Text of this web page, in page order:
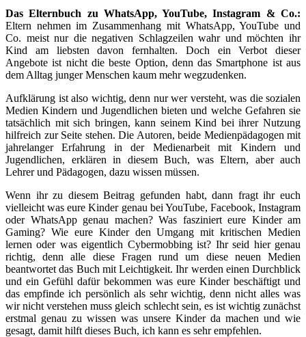
Das Elternbuch zu WhatsApp, YouTube, Instagram & Co.:
Eltern nehmen im Zusammenhang mit WhatsApp, YouTube und
Co. meist nur die negativen Schlagzeilen wahr und möchten ihr
Kind am liebsten davon fernhalten. Doch ein Verbot dieser
Angebote ist nicht die beste Option, denn das Smartphone ist aus
dem Alltag junger Menschen kaum mehr wegzudenken.
Aufklärung ist also wichtig, denn nur wer versteht, was die sozialen
Medien Kindern und Jugendlichen bieten und welche Gefahren sie
tatsächlich mit sich bringen, kann seinem Kind bei ihrer Nutzung
hilfreich zur Seite stehen. Die Autoren, beide Medienpädagogen mit
jahrelanger Erfahrung in der Medienarbeit mit Kindern und
Jugendlichen, erklären in diesem Buch, was Eltern, aber auch
Lehrer und Pädagogen, dazu wissen müssen.
Wenn ihr zu diesem Beitrag gefunden habt, dann fragt ihr euch
vielleicht was eure Kinder genau bei YouTube, Facebook, Instagram
oder WhatsApp genau machen? Was fasziniert eure Kinder am
Gaming? Wie eure Kinder den Umgang mit kritischen Medien
lernen oder was eigentlich Cybermobbing ist? Ihr seid hier genau
richtig, denn alle diese Fragen rund um diese neuen Medien
beantwortet das Buch mit Leichtigkeit. Ihr werden einen Durchblick
und ein Gefühl dafür bekommen was eure Kinder beschäftigt und
das empfinde ich persönlich als sehr wichtig, denn nicht alles was
wir nicht verstehen muss gleich schlecht sein, es ist wichtig zunächst
erstmal genau zu wissen was unsere Kinder da machen und wie
gesagt, damit hilft dieses Buch, ich kann es sehr empfehlen.